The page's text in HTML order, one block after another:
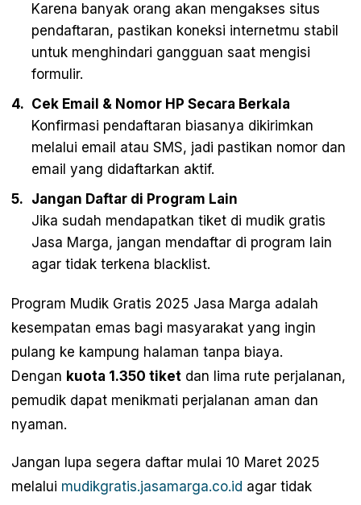
Karena banyak orang akan mengakses situs
pendaftaran, pastikan koneksi internetmu stabil
untuk menghindari gangguan saat mengisi
formulir.
Cek Email & Nomor HP Secara Berkala
Konfirmasi pendaftaran biasanya dikirimkan
melalui email atau SMS, jadi pastikan nomor dan
email yang didaftarkan aktif.
Jangan Daftar di Program Lain
Jika sudah mendapatkan tiket di mudik gratis
Jasa Marga, jangan mendaftar di program lain
agar tidak terkena blacklist.
Program Mudik Gratis 2025 Jasa Marga adalah
kesempatan emas bagi masyarakat yang ingin
pulang ke kampung halaman tanpa biaya.
Dengan kuota 1.350 tiket dan lima rute perjalanan,
pemudik dapat menikmati perjalanan aman dan
nyaman.
Jangan lupa segera daftar mulai 10 Maret 2025
melalui mudikgratis.jasamarga.co.id agar tidak